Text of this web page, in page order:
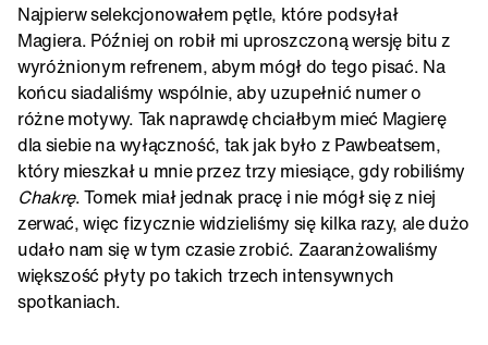
Najpierw selekcjonowałem pętle, które podsyłał
Magiera. Później on robił mi uproszczoną wersję bitu z
wyróżnionym refrenem, abym mógł do tego pisać. Na
końcu siadaliśmy wspólnie, aby uzupełnić numer o
różne motywy. Tak naprawdę chciałbym mieć Magierę
dla siebie na wyłączność, tak jak było z Pawbeatsem,
który mieszkał u mnie przez trzy miesiące, gdy robiliśmy
Chakrę. Tomek miał jednak pracę i nie mógł się z niej
zerwać, więc fizycznie widzieliśmy się kilka razy, ale dużo
udało nam się w tym czasie zrobić. Zaaranżowaliśmy
większość płyty po takich trzech intensywnych
spotkaniach.